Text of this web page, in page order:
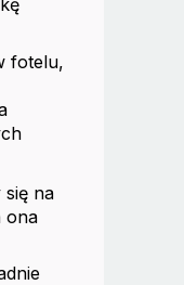
się na
ona
fotelu,